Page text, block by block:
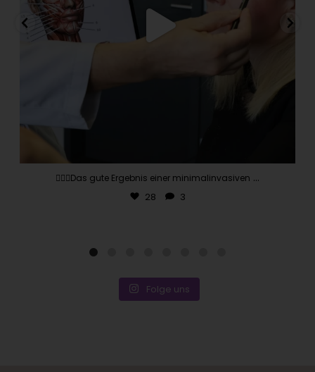
👨🏽‍⚕️Das gute Ergebnis einer minimalinvasiven ...
28 3
Folge uns